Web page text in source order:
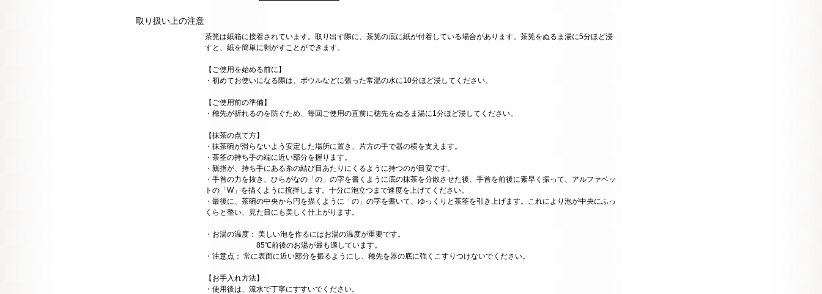
取り扱い上の注意
茶筅は紙箱に接着されています。取り出す際に、茶筅の底に紙が付着している場合があります。茶筅をぬるま湯に5分ほど浸
すと、紙を簡単に剥がすことができます。
【ご使用を始める前に】
・初めてお使いになる際は、ボウルなどに張った常温の水に10分ほど浸してください。
【ご使用前の準備】
・穂先が折れるのを防ぐため、毎回ご使用の直前に穂先をぬるま湯に1分ほど浸してください。
【抹茶の点て方】
・抹茶碗が滑らないよう安定した場所に置き、片方の手で器の横を支えます。
・茶筌の持ち手の端に近い部分を握ります。
・親指が、持ち手にある糸の結び目あたりにくるように持つのが目安です。
・手首の力を抜き、ひらがなの「の」の字を書くように底の抹茶を分散させた後、手首を前後に素早く振って、アルファベッ
トの「W」を描くように撹拌します。十分に泡立つまで速度を上げてください。
・最後に、茶碗の中央から円を描くように「の」の字を書いて、ゆっくりと茶筌を引き上げます。これにより泡が中央にふっ
くらと整い、見た目にも美しく仕上がります。
・お湯の温度： 美しい泡を作るにはお湯の温度が重要です。
85℃前後のお湯が最も適しています。
・注意点： 常に表面に近い部分を振るようにし、穂先を器の底に強くこすりつけないでください。
【お手入れ方法】
・使用後は、流水で丁寧にすすいでください。